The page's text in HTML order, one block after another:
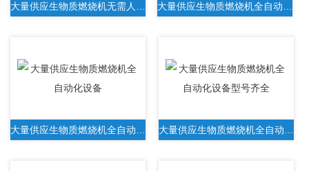
大量供应生物质燃烧机无需人工操作绿色节能 大量供应生物质燃烧机全自动化设备稳定可靠
大量供应生物质燃烧机全自动化设备 大量供应生物质燃烧机全自动化设备型号齐全